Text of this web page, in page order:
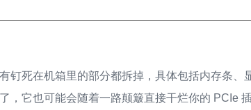
钉死在机箱里的部分都拆掉，具体包括内存条、
，它也可能会随着一路颠簸直接干烂你的 PCIe